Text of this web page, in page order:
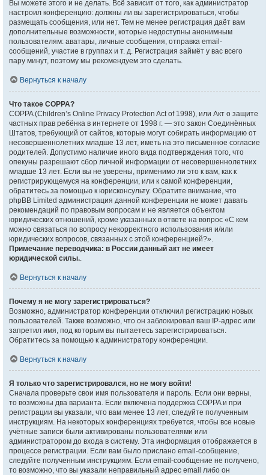
Вы можете этого и не делать. Всё зависит от того, как администратор
настроил конференцию: должны ли вы зарегистрироваться, чтобы
размещать сообщения, или нет. Тем не менее регистрация даёт вам
дополнительные возможности, которые недоступны анонимным
пользователям: аватары, личные сообщения, отправка email-
сообщений, участие в группах и т. д. Регистрация займёт у вас всего
пару минут, поэтому мы рекомендуем это сделать.
Вернуться к началу
Что такое COPPA?
COPPA (Children’s Online Privacy Protection Act of 1998), или Акт о защите
частных прав ребёнка в интернете от 1998 г. — это закон Соединённых
Штатов, требующий от сайтов, которые могут собирать информацию от
несовершеннолетних младше 13 лет, иметь на это письменное согласие
родителей. Допустимо наличие иного вида подтверждения того, что
опекуны разрешают сбор личной информации от несовершеннолетних
младше 13 лет. Если вы не уверены, применимо ли это к вам, как к
регистрирующемуся на конференции, или к самой конференции,
обратитесь за помощью к юрисконсульту. Обратите внимание, что
phpBB Limited администрация данной конференции не может давать
рекомендаций по правовым вопросам и не является объектом
юридических отношений, кроме указанных в ответе на вопрос «С кем
можно связаться по вопросу некорректного использования и/или
юридических вопросов, связанных с этой конференцией?».
Примечание переводчика: в России данный акт не имеет
юридической силы..
Вернуться к началу
Почему я не могу зарегистрироваться?
Возможно, администратор конференции отключил регистрацию новых
пользователей. Также возможно, что он заблокировал ваш IP-адрес или
запретил имя, под которым вы пытаетесь зарегистрироваться.
Обратитесь за помощью к администратору конференции.
Вернуться к началу
Я только что зарегистрировался, но не могу войти!
Сначала проверьте свои имя пользователя и пароль. Если они верны,
то возможны два варианта. Если включена поддержка COPPA и при
регистрации вы указали, что вам менее 13 лет, следуйте полученным
инструкциям. На некоторых конференциях требуется, чтобы все новые
учётные записи были активированы пользователями или
администратором до входа в систему. Эта информация отображается в
процессе регистрации. Если вам было прислано email-сообщение,
следуйте полученным инструкциям. Если email-сообщение не получено,
то возможно, что вы указали неправильный адрес email либо он